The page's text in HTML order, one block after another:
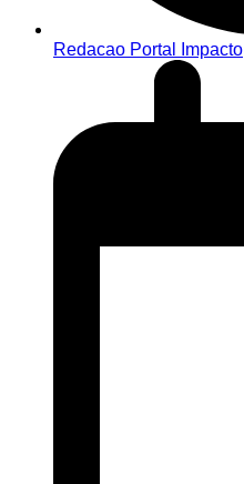
Redacao Portal Impacto